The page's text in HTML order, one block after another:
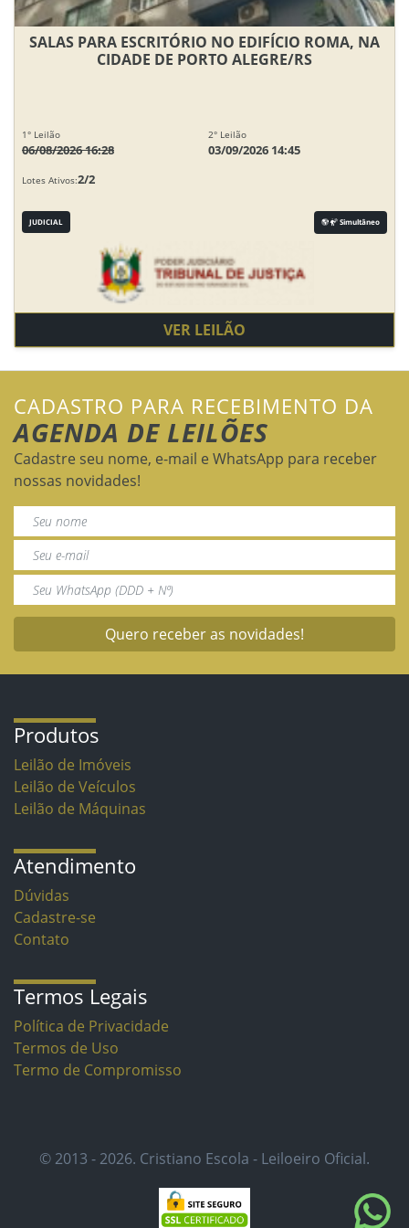
SALAS PARA ESCRITÓRIO NO EDIFÍCIO ROMA, NA
CIDADE DE PORTO ALEGRE/RS
1° Leilão
06/08/2026 16:28
2° Leilão
03/09/2026 14:45
Lotes Ativos:2/2
JUDICIAL Simultâneo
VER LEILÃO
CADASTRO PARA RECEBIMENTO DA
AGENDA DE LEILÕES
Cadastre seu nome, e-mail e WhatsApp para receber
nossas novidades!
Quero receber as novidades!
Produtos
Leilão de Imóveis
Leilão de Veículos
Leilão de Máquinas
Atendimento
Dúvidas
Cadastre-se
Contato
Termos Legais
Política de Privacidade
Termos de Uso
Termo de Compromisso
© 2013 - 2026. Cristiano Escola - Leiloeiro Oficial.